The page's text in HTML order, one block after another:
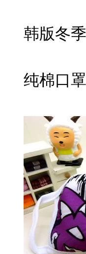
韩版冬
纯棉口罩